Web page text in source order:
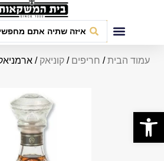
עמוד הבית/ חריפים / קוניאק / ארמניאק
פתח סרגל נגישות